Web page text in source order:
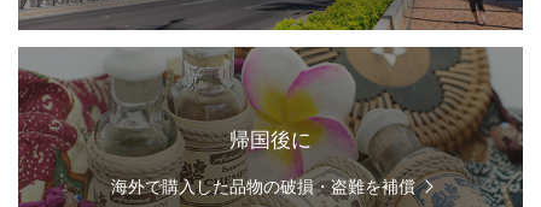
帰国後に
海外で購入した品物の破損・盗難を補償